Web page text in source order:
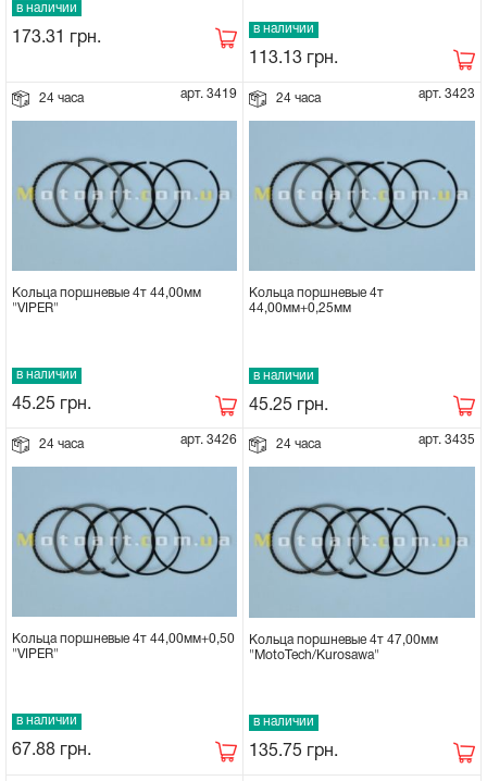
в наличии
173.31 грн.
в наличии
113.13 грн.
24 часа арт. 3419
Кольца поршневые 4т 44,00мм
"VIPER"
в наличии
45.25 грн.
24 часа арт. 3423
Кольца поршневые 4т
44,00мм+0,25мм
в наличии
45.25 грн.
24 часа арт. 3426
Кольца поршневые 4т 44,00мм+0,50
"VIPER"
в наличии
67.88 грн.
24 часа арт. 3435
Кольца поршневые 4т 47,00мм
"MotoTech/Kurosawa"
в наличии
135.75 грн.